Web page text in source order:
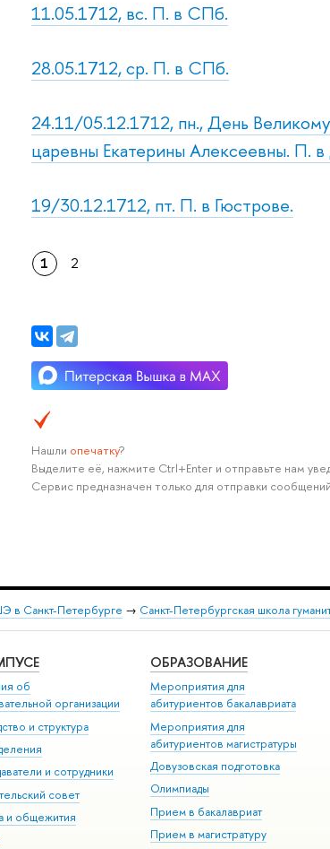
11.05.1712, вс. П. в СПб.
28.05.1712, ср. П. в СПб.
24.11/05.12.1712, пн., День
царевны Екатерины Алексеевны. П.
19/30.12.1712, пт. П. в Гюстрове.
1 2
Нашли опечатку?
Выделите её, нажмите Ctrl+Enter и отправьте нам
Сервис предназначен только для отправки
в Санкт-Петербурге → Санкт-Петербургская школа
об
организации
и структура
и сотрудники
совет
и общежития
ОБРАЗОВАНИЕ
Мероприятия для
абитуриентов бакалавриата
Мероприятия для
абитуриентов магистратуры
Довузовская подготовка
Олимпиады
Прием в бакалавриат
Прием в магистратуру